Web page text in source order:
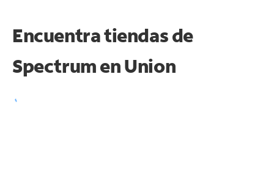
Encuentra tiendas de
Spectrum enUnion